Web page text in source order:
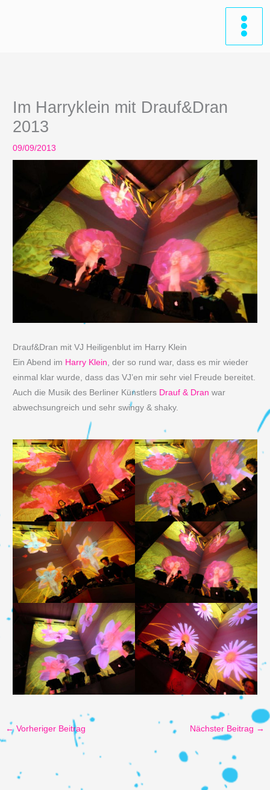
Im Harryklein mit Drauf&Dran
2013
09/09/2013
Drauf&Dran mit VJ Heiligenblut im Harry Klein
Ein Abend im Harry Klein , der so rund war, dass es mir wieder
einmal klar wurde, dass das VJ’en mir sehr viel Freude bereitet.
Auch die Musik des Berliner Künstlers Drauf & Dran war
abwechsungreich und sehr swingy & shaky.
←Vorheriger Beitrag Nächster Beitrag →